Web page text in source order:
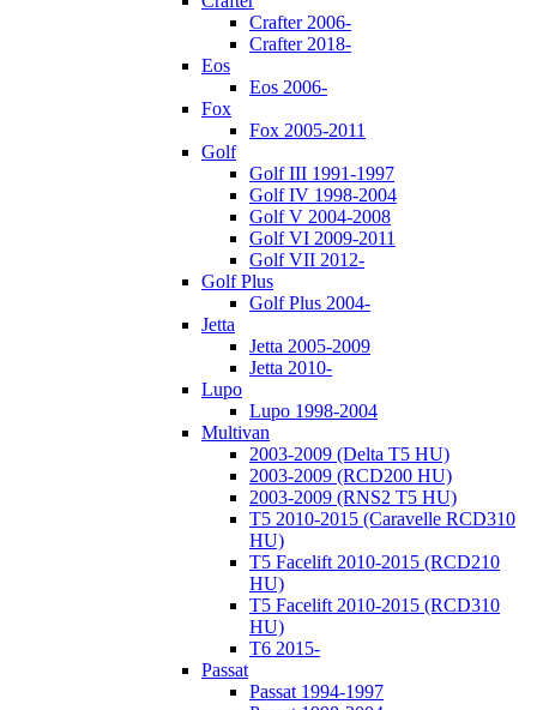
Crafter 2006-
Crafter 2018-
Eos
Eos 2006-
Fox
Fox 2005-2011
Golf
Golf III 1991-1997
Golf IV 1998-2004
Golf V 2004-2008
Golf VI 2009-2011
Golf VII 2012-
Golf Plus
Golf Plus 2004-
Jetta
Jetta 2005-2009
Jetta 2010-
Lupo
Lupo 1998-2004
Multivan
2003-2009 (Delta T5 HU)
2003-2009 (RCD200 HU)
2003-2009 (RNS2 T5 HU)
T5 2010-2015 (Caravelle RCD310
HU)
T5 Facelift 2010-2015 (RCD210
HU)
T5 Facelift 2010-2015 (RCD310
HU)
T6 2015-
Passat
Passat 1994-1997